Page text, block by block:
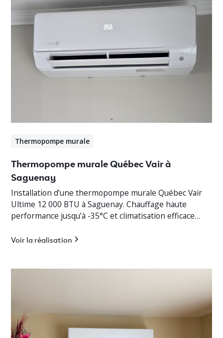
Thermopompe murale
Thermopompe murale Québec Vair à
Saguenay
Installation d’une thermopompe murale Québec Vair
Ultime 12 000 BTU à Saguenay. Chauffage haute
performance jusqu’à -35°C et climatisation efficace
Voir la réalisation